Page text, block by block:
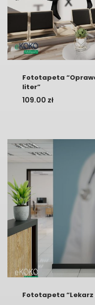
Fototapeta
liter”
109.00 zł
Fototapeta